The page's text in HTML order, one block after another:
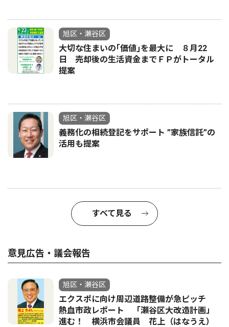
旭区・瀬谷区
大切な住まいの｢価値｣を最大に ８月22
日 売却後の生活資金までＦＰがトータル
提案
旭区・瀬谷区
義務化の相続登記をサポート ”家族信託”の
活用も提案
すべて見る
意見広告・議会報告
旭区・瀬谷区
エクスポに向け周辺道路整備が急ピッチ
熱血市政レポート 「瀬谷区大改造計画」
進む！ 横浜市会議員 花上（はなうえ）